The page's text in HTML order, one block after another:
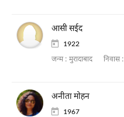
आसी सईद
1922
जन्म : मुरादाबाद निवास :
अनीता मोहन
1967